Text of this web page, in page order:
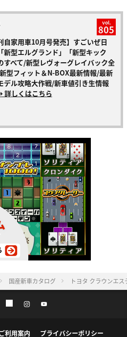
vol.
805
自家用車10月号発売】すごいぜ日
新型エルグランド」「新型キック
すべて/新型レヴォーグレイバック全
型フィット＆N-BOX最新情報/最新
デル攻略大作戦/新車値引き生情報
詳しくはこちら
国産新車カタログ トヨタ クラウンエ
利用案内 プライバシーポリシー